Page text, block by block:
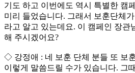
기도 하고 이번에도 역시 특별한 캠
미리 들었습니다. 그래서 보훈단체
라고 알고 있는데요. 이 캠페인 장관
해 주시겠어요?
◇ 강정애 : 네 보훈 단체 분들 또 보
이렇게 말씀드릴 수가 있습니다. 그